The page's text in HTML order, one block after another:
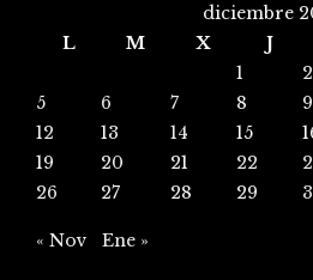
diciembre
L
M X J
1
2
5
6 7 8 9
12
13 14 15
19
20 21 22
26
27 28 29
« Nov Ene »